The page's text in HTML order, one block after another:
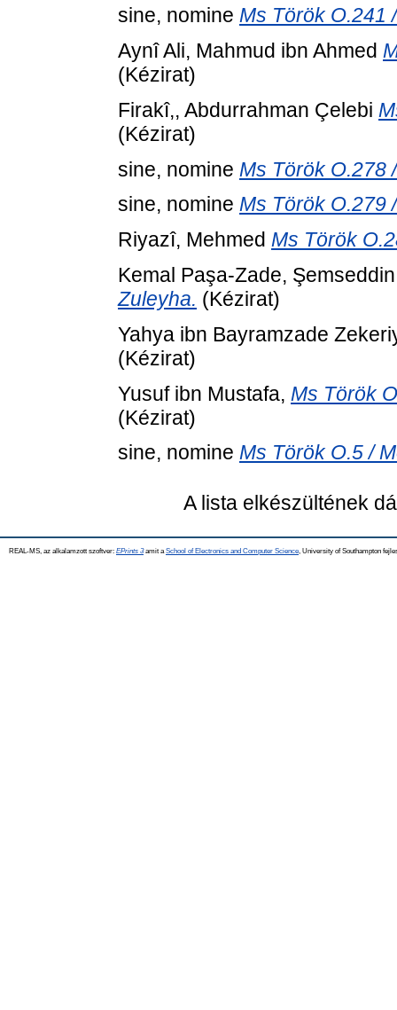
sine, nomine Ms Török O.241
Aynî Ali, Mahmud ibn Ahmed
(Kézirat)
Firakî,, Abdurrahman Çelebi
(Kézirat)
sine, nomine Ms Török O.278
sine, nomine Ms Török O.279
Riyazî, Mehmed Ms Török
Kemal Paşa-Zade,
Zuleyha. (Kézirat)
Yahya ibn Bayramzade
(Kézirat)
Yusuf ibn Mustafa, Ms Török
(Kézirat)
sine, nomine Ms Török O.5 /
A lista elkészültének
REAL-MS, az alkalamzott szoftver: EPrints 3amit a School of Electronics and Computer Science , University of Southampton